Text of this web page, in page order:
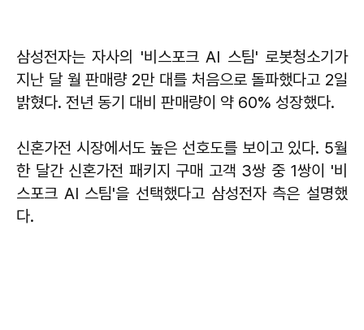
삼성전자는 자사의 '비스포크 AI 스팀' 로봇청소기가
지난 달 월 판매량 2만 대를 처음으로 돌파했다고 2일
밝혔다. 전년 동기 대비 판매량이 약 60% 성장했다.
신혼가전 시장에서도 높은 선호도를 보이고 있다. 5월
한 달간 신혼가전 패키지 구매 고객 3쌍 중 1쌍이 '비
스포크 AI 스팀'을 선택했다고 삼성전자 측은 설명했
다.